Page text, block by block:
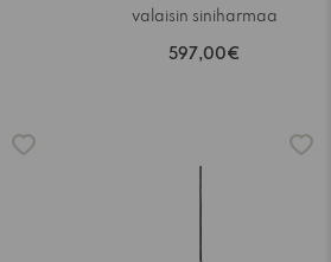
valaisin siniharmaa
597,00€